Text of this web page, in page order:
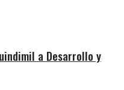
a Desarrollo y